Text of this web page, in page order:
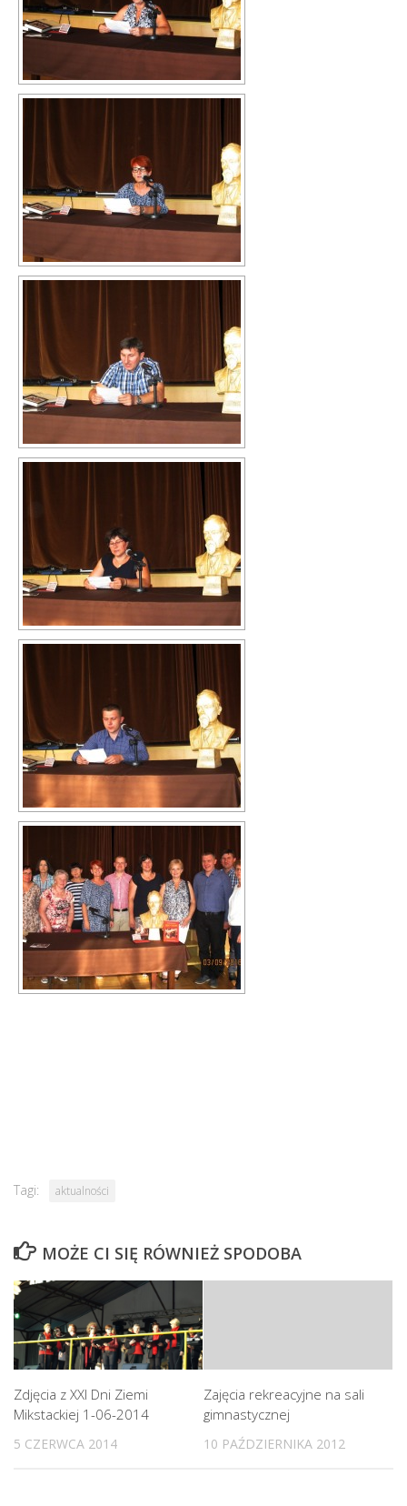
Tagi: aktualności
MOŻE CI SIĘ RÓWNIEŻ SPODOBA
Zdjęcia z XXI Dni Ziemi
Mikstackiej 1-06-2014
5 CZERWCA 2014
Zajęcia rekreacyjne na sali
gimnastycznej
10 PAŹDZIERNIKA 2012